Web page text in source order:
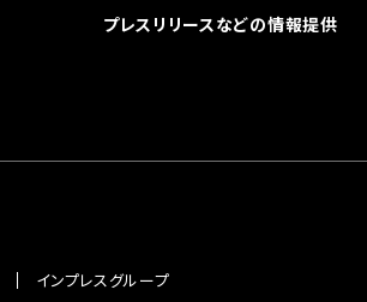
プレスリリースなどの情報提供
インプレスグループ